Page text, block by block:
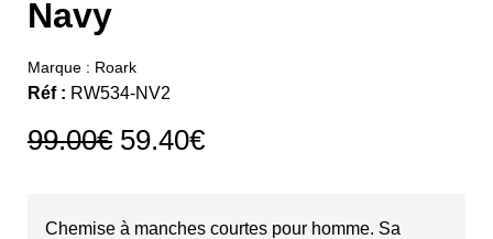
Navy
Marque : Roark
Réf : RW534-NV2
99.00€ 59.40€
Chemise à manches courtes pour homme. Sa